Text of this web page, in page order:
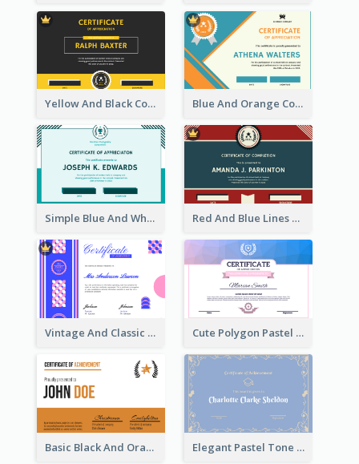
Yellow And Black Contrast Simple Certificate Blue And Orange Company Triangles With Badge Certificate
Simple Blue And White Rectangle Certificate Red And Blue Lines And Badge Completion Certificate
Vintage And Classic Vibrant Certificate Design Ideas Cute Polygon Pastel Color Certificate Design
Basic Black And Orange Certificate Of Achievement Elegant Pastel Tone Floral Certificate Design